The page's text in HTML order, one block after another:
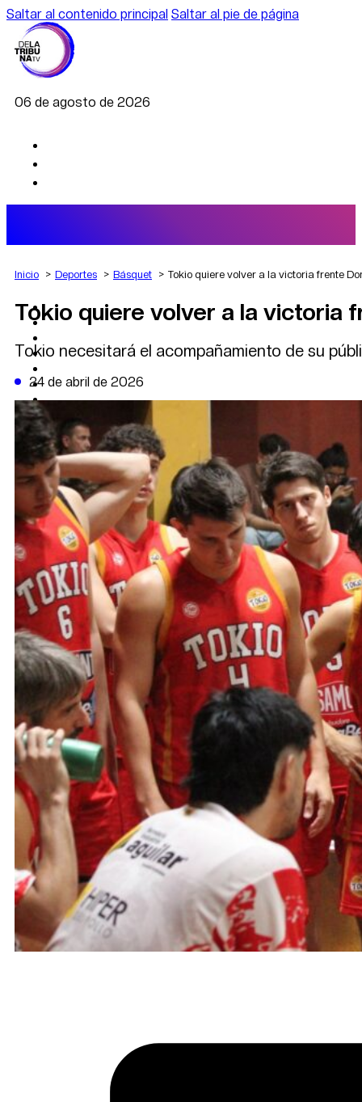
Saltar al contenido principal Saltar al pie de página
06 de agosto de 2026
AGRO
DEPORTES
POLÍTICA
DATA FIRME
DE LA TRIBUNA TV
Inicio Deportes Básquet Tokio quiere volver a la victoria frente
Tokio quiere volver a la victoria
Tokio necesitará el acompañamiento de su
24 de abril de 2026